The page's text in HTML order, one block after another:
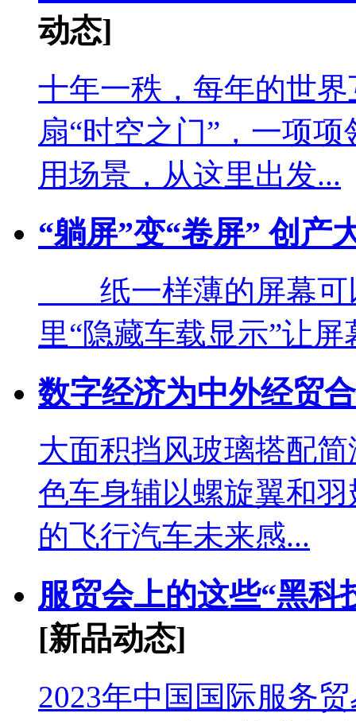
动态]
十年一秩，每年的世
扇“时空之门”，一项
用场景，从这里出发...
“躺屏”变“卷屏” 创产
纸一样薄的屏幕可
里“隐藏车载显示”让
数字经济为中外经贸
大面积挡风玻璃搭配
色车身辅以螺旋翼和
的飞行汽车未来感...
服贸会上的这些“黑科
[新品动态]
2023年中国国际服务